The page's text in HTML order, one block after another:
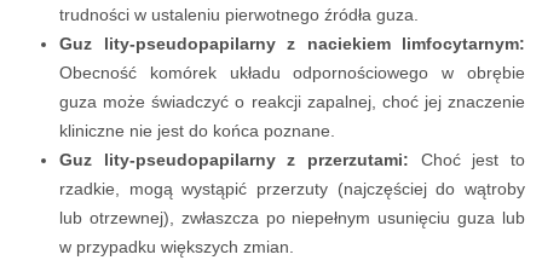
trudności w ustaleniu pierwotnego źródła guza.
Guz lity-pseudopapilarny z naciekiem limfocytarnym:
Obecność komórek układu odpornościowego w obrębie
guza może świadczyć o reakcji zapalnej, choć jej znaczenie
kliniczne nie jest do końca poznane.
Guz lity-pseudopapilarny z przerzutami: Choć jest to
rzadkie, mogą wystąpić przerzuty (najczęściej do wątroby
lub otrzewnej), zwłaszcza po niepełnym usunięciu guza lub
w przypadku większych zmian.